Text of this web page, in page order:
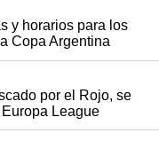
y horarios para los
Copa Argentina
por el Rojo, se
League